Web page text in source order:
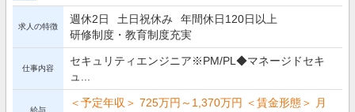
求人の特徴
週休2日 土日祝休み
年間休日120日以上
研修制度・教育制度充実
仕事内容
セキュリティエンジニア※PM/PL◆マネージドセキ
ュ...
給与
＜予定年収＞ 725万円～1,370万円 ＜賃金形態＞ 月